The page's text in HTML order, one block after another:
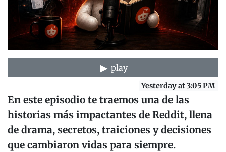
play
Yesterday at 3:05 PM
En este episodio te traemos una de las
historias más impactantes de Reddit, llena
de drama, secretos, traiciones y decisiones
que cambiaron vidas para siempre.